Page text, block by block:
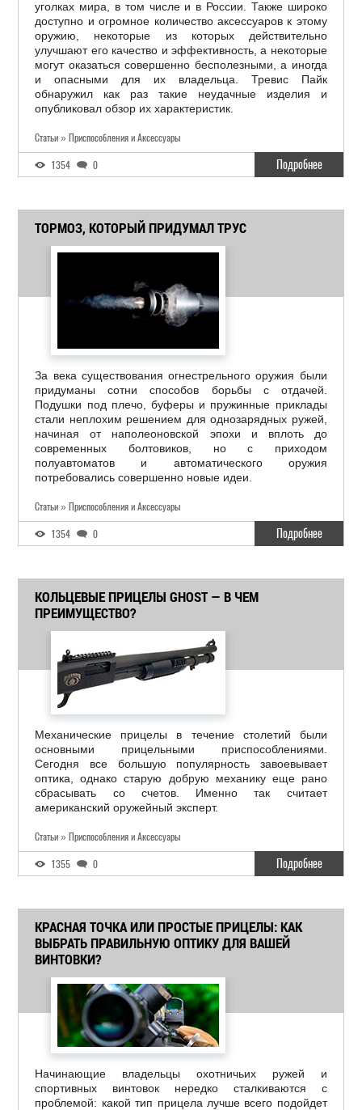
уголках мира, в том числе и в России. Также широко
доступно и огромное количество аксессуаров к этому
оружию, некоторые из которых действительно
улучшают его качество и эффективность, а некоторые
могут оказаться совершенно бесполезными, а иногда
и опасными для их владельца. Тревис Пайк
обнаружил как раз такие неудачные изделия и
опубликовал обзор их характеристик.
Статьи » Приспособления и Аксессуары
1354 0 Подробнее
ТОРМОЗ, КОТОРЫЙ ПРИДУМАЛ ТРУС
За века существования огнестрельного оружия были
придуманы сотни способов борьбы с отдачей.
Подушки под плечо, буферы и пружинные приклады
стали неплохим решением для однозарядных ружей,
начиная от наполеоновской эпохи и вплоть до
современных болтовиков, но с приходом
полуавтоматов и автоматического оружия
потребовались совершенно новые идеи.
Статьи » Приспособления и Аксессуары
1354 0 Подробнее
КОЛЬЦЕВЫЕ ПРИЦЕЛЫ GHOST — В ЧЕМ
ПРЕИМУЩЕСТВО?
Механические прицелы в течение столетий были
основными прицельными приспособлениями.
Сегодня все большую популярность завоевывает
оптика, однако старую добрую механику еще рано
сбрасывать со счетов. Именно так считает
американский оружейный эксперт.
Статьи » Приспособления и Аксессуары
1355 0 Подробнее
КРАСНАЯ ТОЧКА ИЛИ ПРОСТЫЕ ПРИЦЕЛЫ: КАК
ВЫБРАТЬ ПРАВИЛЬНУЮ ОПТИКУ ДЛЯ ВАШЕЙ
ВИНТОВКИ?
Начинающие владельцы охотничьих ружей и
спортивных винтовок нередко сталкиваются с
проблемой: какой тип прицела лучше всего подойдет